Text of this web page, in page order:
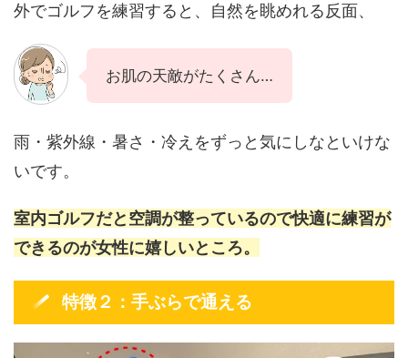
外でゴルフを練習すると、自然を眺めれる反面、
お肌の天敵がたくさん…
雨・紫外線・暑さ・冷えをずっと気にしなといけな
いです。
室内ゴルフだと空調が整っているので快適に練習が
できるのが女性に嬉しいところ。
特徴２：手ぶらで通える